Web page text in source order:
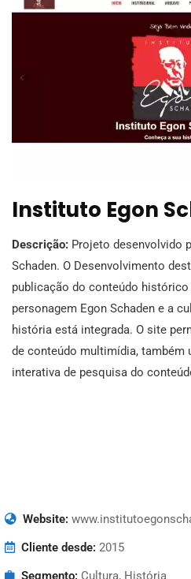
Instituto Egon
Descrição: Projeto desenvolvido
Schaden. O Desenvolvimento
publicação do conteúdo
personagem Egon Schaden e a
história está integrada. O site
de conteúdo multimídia, também
interativa de pesquisa do
Website:
Cliente desde: 2015
Segmento: Cultura, História